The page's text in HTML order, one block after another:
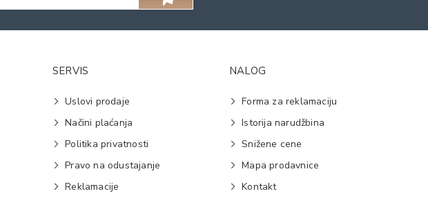
SERVIS
Uslovi prodaje
Načini plaćanja
Politika privatnosti
Pravo na odustajanje
Reklamacije
NALOG
Forma za reklamaciju
Istorija narudžbina
Snižene cene
Mapa prodavnice
Kontakt